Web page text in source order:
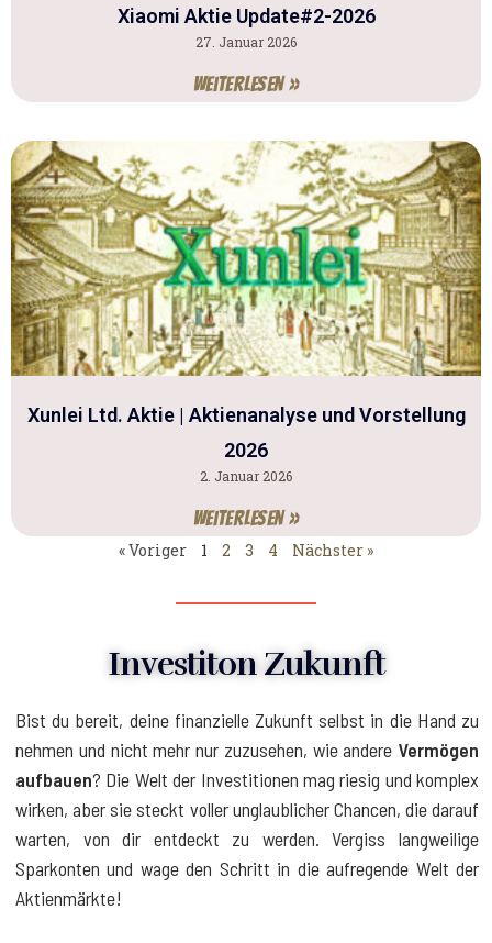
Xiaomi Aktie Update#2-2026
27. Januar 2026
Weiterlesen »
Xunlei Ltd. Aktie | Aktienanalyse und Vorstellung
2026
2. Januar 2026
Weiterlesen »
« Voriger 1 2 3 4 Nächster »
Investiton Zukunft
Bist du bereit, deine finanzielle Zukunft selbst in die Hand zu
nehmen und nicht mehr nur zuzusehen, wie andere Vermögen
aufbauen? Die Welt der Investitionen mag riesig und komplex
wirken, aber sie steckt voller unglaublicher Chancen, die darauf
warten, von dir entdeckt zu werden. Vergiss langweilige
Sparkonten und wage den Schritt in die aufregende Welt der
Aktienmärkte!